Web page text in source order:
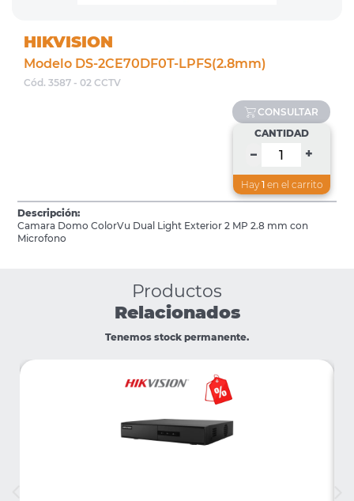
HIKVISION
Modelo DS-2CE70DF0T-LPFS(2.8mm)
Cód. 3587 - 02 CCTV
CONSULTAR
CANTIDAD
– +
Hay 1en el carrito
Descripción:
Camara Domo ColorVu Dual Light Exterior 2 MP 2.8 mm con
Microfono
Productos
Relacionados
Tenemos stock permanente.